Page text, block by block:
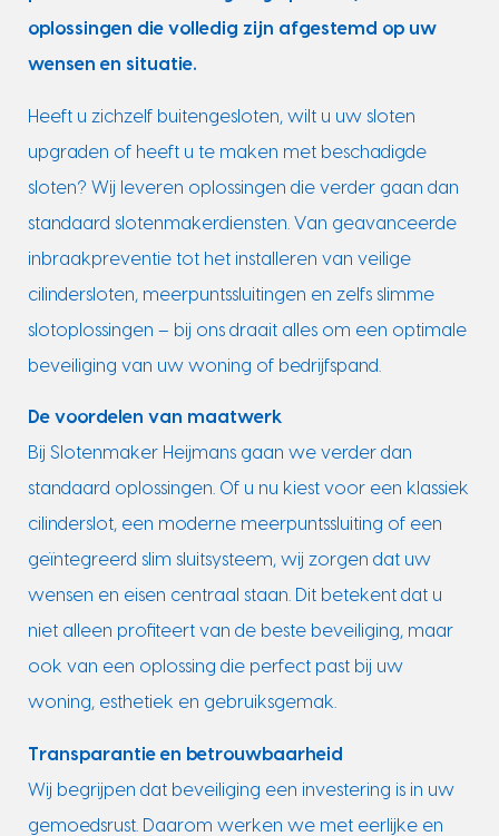
oplossingen die volledig zijn afgestemd op uw
wensen en situatie.
Heeft u zichzelf buitengesloten, wilt u uw sloten
upgraden of heeft u te maken met beschadigde
sloten? Wij leveren oplossingen die verder gaan dan
standaard slotenmakerdiensten. Van geavanceerde
inbraakpreventie tot het installeren van veilige
cilindersloten, meerpuntssluitingen en zelfs slimme
slotoplossingen – bij ons draait alles om een optimale
beveiliging van uw woning of bedrijfspand.
De voordelen van maatwerk
Bij Slotenmaker Heijmans gaan we verder dan
standaard oplossingen. Of u nu kiest voor een klassiek
cilinderslot, een moderne meerpuntssluiting of een
geïntegreerd slim sluitsysteem, wij zorgen dat uw
wensen en eisen centraal staan. Dit betekent dat u
niet alleen profiteert van de beste beveiliging, maar
ook van een oplossing die perfect past bij uw
woning, esthetiek en gebruiksgemak.
Transparantie en betrouwbaarheid
Wij begrijpen dat beveiliging een investering is in uw
gemoedsrust. Daarom werken we met eerlijke en